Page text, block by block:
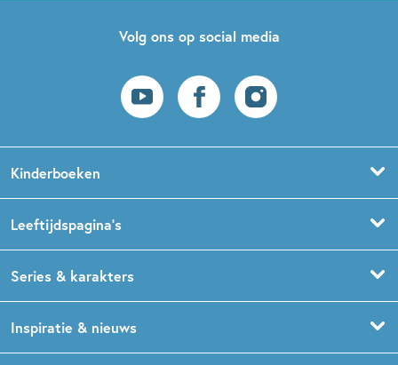
Volg ons op social media
Kinderboeken
Prentenboeken
Babyboeken
Leeftijdspagina’s
Boekentips 1,5 - 3 jaar
Series & karakters
Dog Man
Inspiratie & nieuws